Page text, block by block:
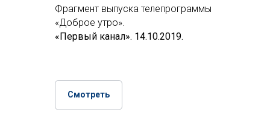
Фрагмент выпуска телепрограммы
«Доброе утро».
«Первый канал». 14.10.2019.
Смотреть